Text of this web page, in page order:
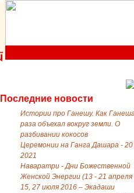
Последние новости
Истории про Ганешу. Как
раза объехал вокруг земли. О
разбивании кокосов
Церемонии на Ганга Дашара -
2021
Наваратри - Дни Божественной
Женской Энергии (13 - 21 апреля
15, 27 июля 2016 – Экадаши